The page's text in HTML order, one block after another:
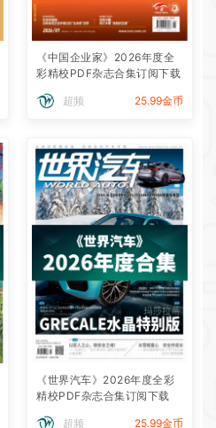
《中国企业家》2026年度全
彩精校PDF杂志合集订阅下载
超频 25.99金币
《世界汽车》2026年度全彩
精校PDF杂志合集订阅下载
超频 25.99金币